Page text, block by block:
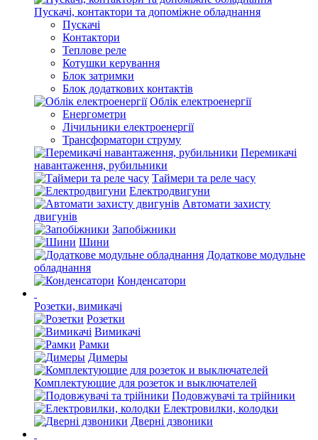
Пускачі, контактори та допоміжне обладнання
Пускачі
Контактори
Теплове реле
Котушки керування
Блок затримки
Блок додаткових контактів
Облік електроенергії
Енергометри
Лічильники електроенергії
Трансформатори струму
Перемикачі
навантаження, рубильники
Таймери та реле часу
Електродвигуни
Автомати захисту
двигунів
Запобіжники
Шини
Додаткове модульне
обладнання
Конденсатори
Розетки, вимикачі
Розетки
Вимикачі
Рамки
Димеры
Комплектующие для розеток и выключателей
Подовжувачі та трійники
Електровилки, колодки
Дверні дзвоники